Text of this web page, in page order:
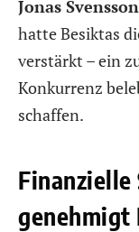
Jonas Svensson
hatte Besiktas
verstärkt – ein
Konkurrenz
schaffen.
Finanzielle
genehmigt